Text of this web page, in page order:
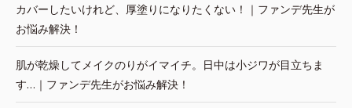
カバーしたいけれど、厚塗りになりたくない！｜ファンデ先生が
お悩み解決！
肌が乾燥してメイクのりがイマイチ。日中は小ジワが目立ちま
す…｜ファンデ先生がお悩み解決！